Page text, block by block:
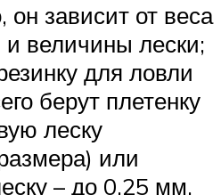
он зависит от веса
и величины лески;
для ловли
берут плетенку
леску
или
– до 0,25 мм.